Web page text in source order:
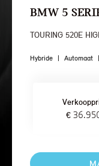
BMW 5
TOURING 520E
Hybride | Automaat |
€